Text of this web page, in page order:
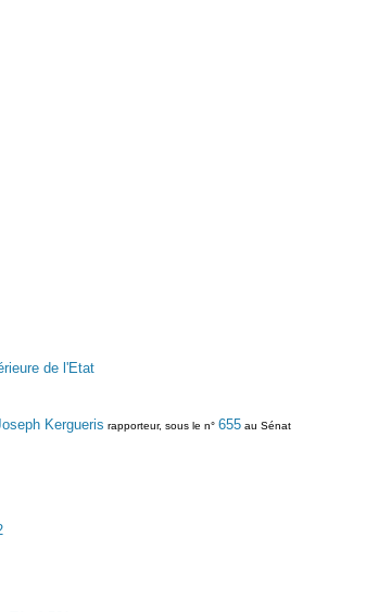
de l'Etat
Kergueris rapporteur, sous le n° 655au Sénat